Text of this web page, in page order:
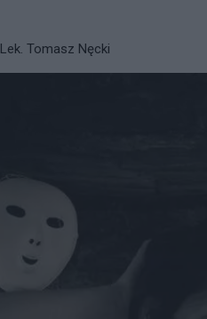
Lek. Tomasz Nęcki